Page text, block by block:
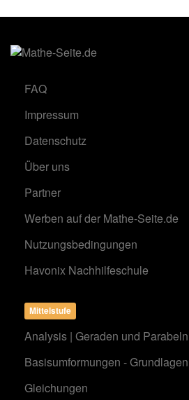
FAQ
Impressum
Datenschutz
Über uns
Partner
Werben auf der Mathe-Seite.de
Nutzungsbedingungen
Havonix Nachhilfeschule
Mittelstufe
Analysis | Geraden und Parabeln
Basisumformungen -
Gleichungen